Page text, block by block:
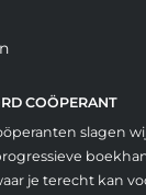
COÖPERANT
slagen
je terecht kan